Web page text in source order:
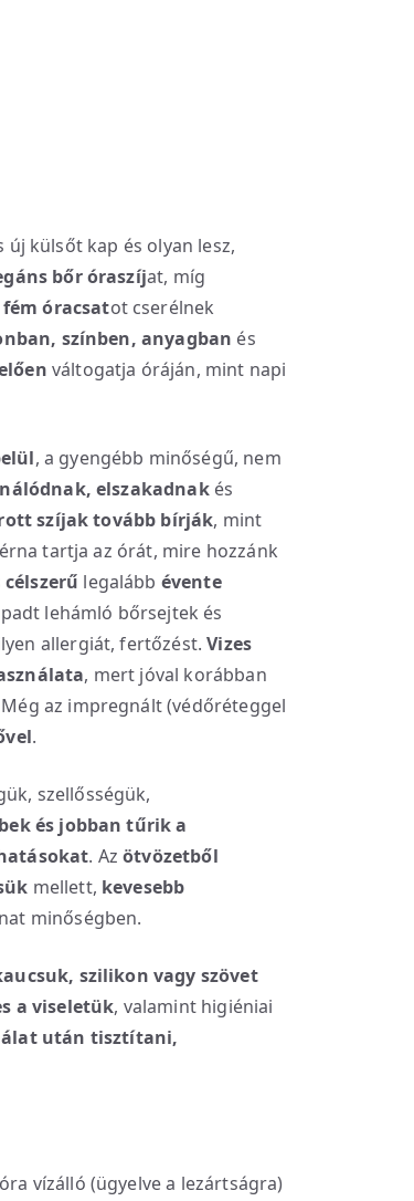
új külsőt kap és olyan lesz,
bőr óraszíjat, míg
óracsatot cserélnek
színben, anyagban és
váltogatja óráján, mint napi
, a gyengébb minőségű, nem
elszakadnakés
szíjak tovább bírják, mint
tartja az órát, mire hozzánk
célszerű legalább évente
lehámló bőrsejtek és
allergiát, fertőzést.Vizes
, mert jóval korábban
az impregnált (védőréteggel
.
szellősségük,
és jobban tűrik a
. Azötvözetből
mellett, kevesebb
minőségben.
szilikon vagy szövet
a viseletük, valamint higiéniai
után tisztítani,
vízálló (ügyelve a lezártságra)